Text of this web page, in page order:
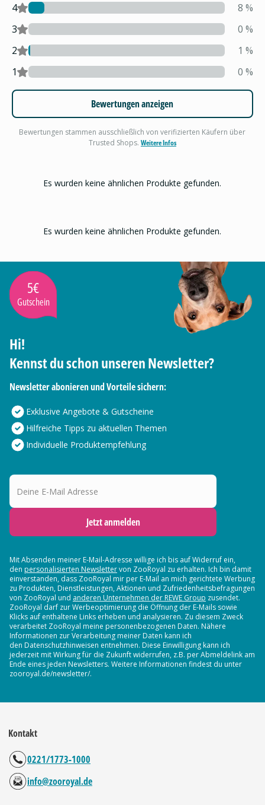
4 8 %
3
0 %
2
1 %
1
0 %
Bewertungen anzeigen
Bewertungen stammen ausschließlich von verifizierten Käufern über
Trusted Shops. Weitere Infos
Es wurden keine ähnlichen Produkte gefunden.
Es wurden keine ähnlichen Produkte gefunden.
5€
Gutschein
Hi!
Kennst du schon unseren Newsletter?
Newsletter abonieren und Vorteile sichern:
Exklusive Angebote & Gutscheine
Hilfreiche Tipps zu aktuellen Themen
Individuelle Produktempfehlung
Deine E-Mail Adresse
Jetzt anmelden
Mit Absenden meiner E-Mail-Adresse willige ich bis auf Widerruf ein,
den personalisierten Newslettervon ZooRoyal zu erhalten. Ich bin damit
einverstanden, dass ZooRoyal mir per E-Mail an mich gerichtete Werbung
zu Produkten, Dienstleistungen, Aktionen und Zufriedenheitsbefragungen
von ZooRoyal und anderen Unternehmen der REWE Group zusendet.
ZooRoyal darf zur Werbeoptimierung die Öffnung der E-Mails sowie
Klicks auf enthaltene Links erheben und analysieren. Zu diesem Zweck
verarbeitet ZooRoyal meine personenbezogenen Daten. Nähere
Informationen zur Verarbeitung meiner Daten kann ich
den Datenschutzhinweisen entnehmen. Diese Einwilligung kann ich
jederzeit mit Wirkung für die Zukunft widerrufen, z.B. per Abmeldelink am
Ende eines jeden Newsletters. Weitere Informationen findest du unter
zooroyal.de/newsletter/.
Kontakt
0221/1773-1000
info@zooroyal.de